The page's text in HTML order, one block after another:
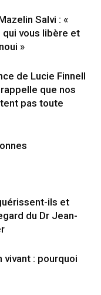
Salvi : «
qui vous libère et
»
de Lucie Finnell
que nos
pas toute
ils et
du Dr Jean-
vivant : pourquoi